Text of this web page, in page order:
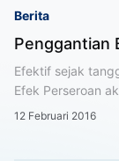
Berita
Penggantian
Efektif sejak
Efek Perseroan
12 Februari 2016